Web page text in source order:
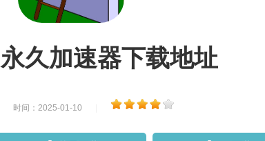
久加速器下载地址
时间：2025-01-10